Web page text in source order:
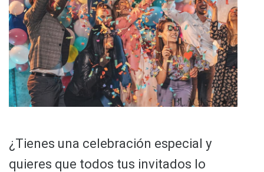
¿Tienes una celebración especial y
quieres que todos tus invitados lo